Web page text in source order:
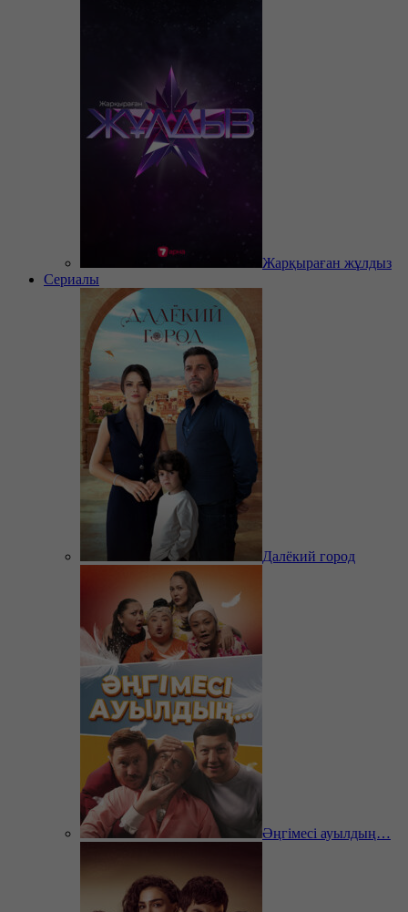
Жарқыраған жұлдыз
Сериалы
Далёкий город
Әңгімесі ауылдың…